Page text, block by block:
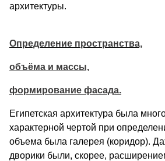
архитектуры.
Определение пространства,
объёма и массы,
формирование фасада.
Египетская архитектура была
характерной чертой при
объема была галерея (коридор).
дворики были, скорее,